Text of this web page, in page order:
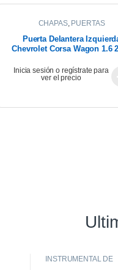
CHAPAS, PUERTAS
Puerta Delantera
Chevrolet Corsa Wagon 1.6
Inicia sesión o regístrate para
ver el precio
INSTRUMENTAL DE